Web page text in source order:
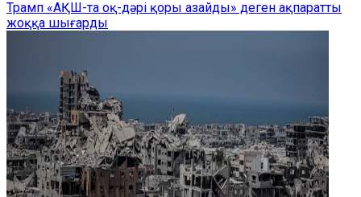
Трамп «АҚШ-та оқ-дәрі қоры азайды» деген ақпаратты
жоққа шығарды